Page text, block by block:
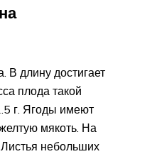
В длину достигает
плода такой
г. Ягоды имеют
мякоть. На
небольших